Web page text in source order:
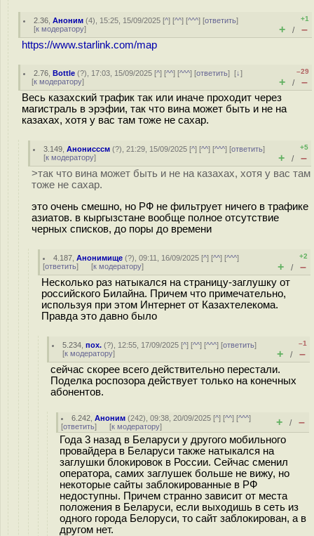
2.36 ,Аноним (4), 15:25, 15/09/2025 [^] [^^] [^^^] [ответить]
[к модератору]
+1
+ / –
https://www.starlink.com/map
2.76 ,Bottle (?), 17:03, 15/09/2025 [^] [^^] [^^^] [ответить][↓]
[к модератору]
–29
+ / –
Весь казахский трафик так или иначе проходит через
магистраль в эрэфии, так что вина может быть и не на
казахах, хотя у вас там тоже не сахар.
3.149 ,Анонисссм (?), 21:29, 15/09/2025 [^] [^^] [^^^] [ответить]
[к модератору]
+5
+ / –
>так что вина может быть и не на казахах, хотя у вас там
тоже не сахар.
это очень смешно, но РФ не фильтрует ничего в трафике
азиатов. в кыргызстане вообще полное отсутствие
черных списков, до поры до времени
4.187 ,Анонимище (?), 09:11, 16/09/2025 [^] [^^] [^^^]
[ответить] [к модератору]
+2
+ / –
Несколько раз натыкался на страницу-заглушку от
российского Билайна. Причем что примечательно,
используя при этом Интернет от Казахтелекома.
Правда это давно было
5.234 ,пох. (?), 12:55, 17/09/2025 [^] [^^] [^^^] [ответить]
[к модератору]
–1
+ / –
сейчас скорее всего действительно перестали.
Поделка роспозора действует только на конечных
абонентов.
6.242 ,Аноним (242), 09:38, 20/09/2025 [^] [^^] [^^^]
[ответить] [к модератору] + / –
Года 3 назад в Беларуси у другого мобильного
провайдера в Беларуси также натыкался на
заглушки блокировок в России. Сейчас сменил
оператора, самих заглушек больше не вижу, но
некоторые сайты заблокированные в РФ
недоступны. Причем странно зависит от места
положения в Беларуси, если выходишь в сеть из
одного города Белоруси, то сайт заблокирован, а в
другом нет.